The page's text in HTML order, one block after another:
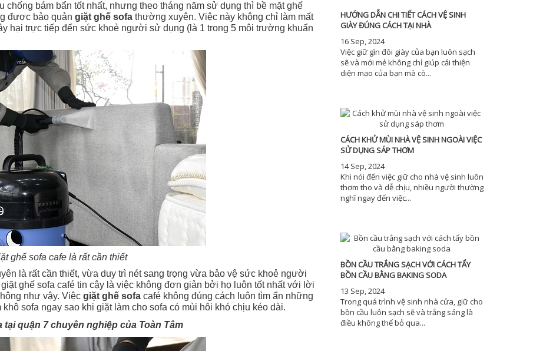
bám bẩn tốt nhất, nhưng theo tháng năm sử dụng thì bề mặt ghế
được bảo quản giặt ghế sofa thường xuyên. Việc này không chỉ làm mất
hại trực tiếp đến sức khoẻ người sử dụng (là 1 trong 5 môi trường khuẩn
ghế sofa cafe là rất cần thiết
là rất cần thiết, vừa duy trì nét sang trọng vừa bảo vệ sức khoẻ người
ghế sofa café tin cậy là việc không đơn giản bởi họ luôn tốt nhất với lời
như vậy. Việc giặt ghế sofa café không đúng cách luôn tìm ẩn những
sofa ngay sao khi giặt làm cho sofa có mùi hôi khó chịu kéo dài.
tại quận 7 chuyên nghiệp của Toàn Tâm
HƯỚNG DẪN CHI TIẾT CÁCH VỆ SINH
GIÀY ĐÚNG CÁCH TẠI NHÀ
16 Sep, 2024
Việc giữ gìn đôi giày của bạn luôn sạch
sẽ và mới mẻ không chỉ giúp cải thiện
diện mạo của bạn mà cò...
CÁCH KHỬ MÙI NHÀ VỆ SINH NGOÀI VIỆC
SỬ DỤNG SÁP THƠM
14 Sep, 2024
Khi nói đến việc giữ cho nhà vệ sinh luôn
thơm tho và dễ chịu, nhiều người thường
nghĩ ngay đến việc...
BỒN CẦU TRẮNG SẠCH VỚI CÁCH TẨY
BỒN CẦU BẰNG BAKING SODA
13 Sep, 2024
Trong quá trình vệ sinh nhà cửa, giữ cho
bồn cầu luôn sạch sẽ và trắng sáng là
điều không thể bỏ qua...